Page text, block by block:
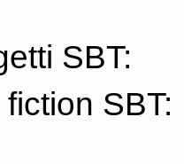
SBT:
SBT: